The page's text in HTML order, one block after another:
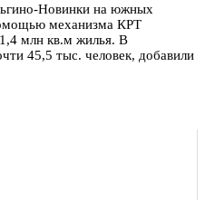
Новинки на южных
механизма КРТ
млн кв.м жилья. В
45,5 тыс. человек, добавили